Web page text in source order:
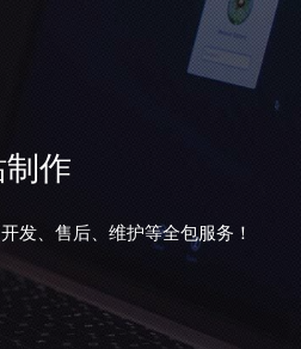
作
发、售后、维护等全包服务！